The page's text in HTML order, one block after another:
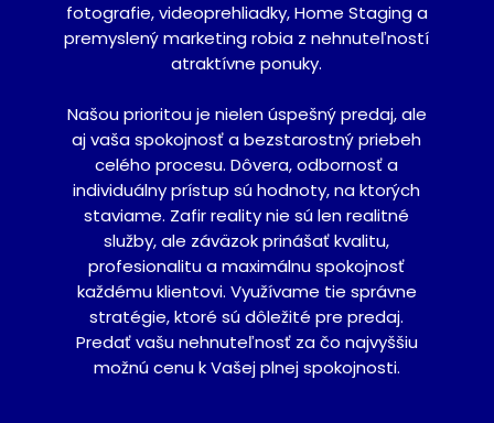
fotografie, videoprehliadky, Home Staging a
premyslený marketing robia z nehnuteľností
atraktívne ponuky.
Našou prioritou je nielen úspešný predaj, ale
aj vaša spokojnosť a bezstarostný priebeh
celého procesu. Dôvera, odbornosť a
individuálny prístup sú hodnoty, na ktorých
staviame. Zafir reality nie sú len realitné
služby, ale záväzok prinášať kvalitu,
profesionalitu a maximálnu spokojnosť
každému klientovi. Využívame tie správne
stratégie, ktoré sú dôležité pre predaj.
Predať vašu nehnuteľnosť za čo najvyššiu
možnú cenu k Vašej plnej spokojnosti.